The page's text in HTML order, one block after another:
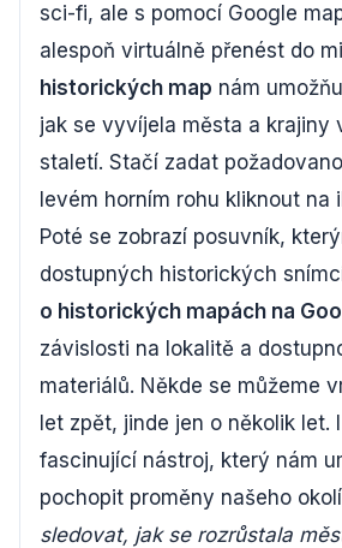
sci-fi, ale s pomocí Google
alespoň virtuálně přenést do
historických map nám
jak se vyvíjela města a krajiny
staletí. Stačí zadat
levém horním rohu kliknout na
Poté se zobrazí posuvník,
dostupných historických
o historických mapách na
závislosti na lokalitě a
materiálů. Někde se můžeme
let zpět, jinde jen o několik let.
fascinující nástroj, který nám
pochopit proměny našeho
sledovat, jak se rozrůstala